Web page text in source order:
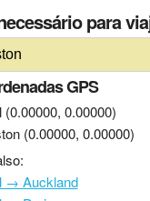
para
GPS
(0.00000, 0.00000)
(0.00000, 0.00000)
→ Auckland